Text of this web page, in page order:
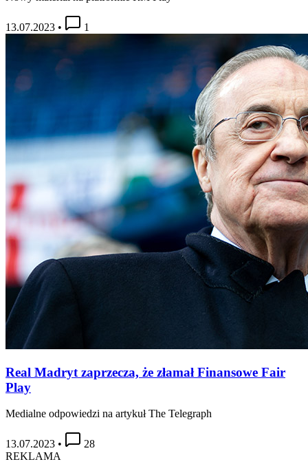
13.07.2023 • 1
Real Madryt zaprzecza, że złamał Finansowe Fair
Play
Medialne odpowiedzi na artykuł The Telegraph
13.07.2023 •
28
REKLAMA